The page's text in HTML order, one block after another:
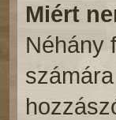
Miért
Néhány